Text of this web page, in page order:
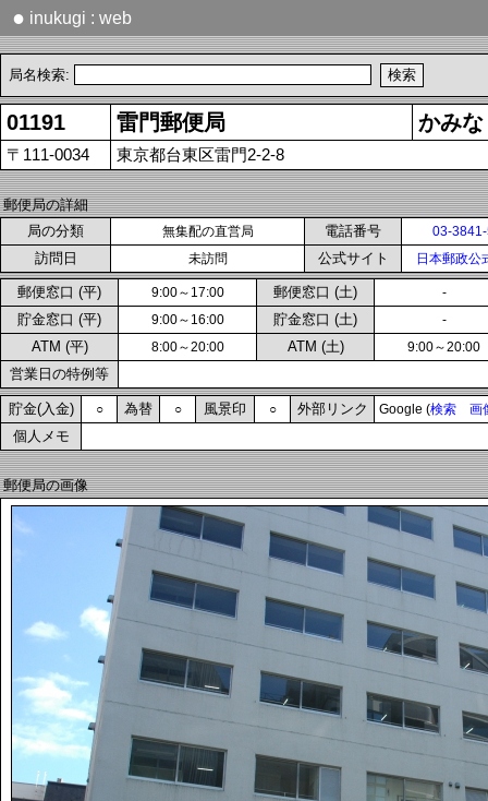
● inukugi : web
局名検索:
01191 雷門郵便局 かみ
〒111-0034 東京都台東区雷門2-2-8
郵便局の詳細
局の分類
無集配の直営局 電話番号 03-
訪問日 未訪問 公式サイト 日本郵政公
郵便窓口 (平) 9:00～17:00 郵便窓口 (土) -
貯金窓口 (平) 9:00～16:00 貯金窓口 (土) -
ATM (平) 8:00～20:00 ATM (土) 9:00～20:00
営業日の特例等
貯金(入金) ○ 為替 ○ 風景印 ○ 外部リンク Google (検索 画
個人メモ
郵便局の画像